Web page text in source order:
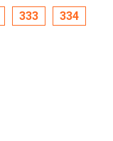
333 334